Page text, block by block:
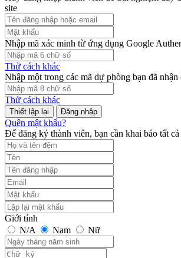
site
Nhập mã xác minh từ ứng dụng Google
Thử cách khác
Nhập một trong các mã dự phòng bạn đã nhận
Thử cách khác
Đăng nhập
Quên mật khẩu?
Để đăng ký thành viên, bạn cần khai báo tất
Giới tính
N/A
Nam Nữ